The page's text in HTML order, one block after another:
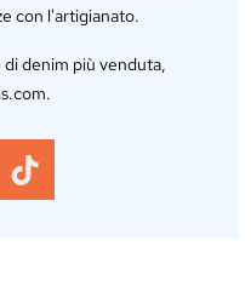
con l'artigianato.
di denim più venduta,